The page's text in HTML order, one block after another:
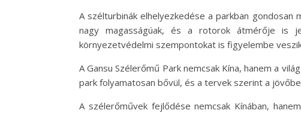
A szélturbinák elhelyezkedése a parkban
nagy magasságúak, és a rotorok átmérője is
környezetvédelmi szempontokat is figyelembe
A Gansu Szélerőmű Park nemcsak Kína, hanem a
park folyamatosan bővül, és a tervek szerint a
A szélerőművek fejlődése nemcsak Kínában,